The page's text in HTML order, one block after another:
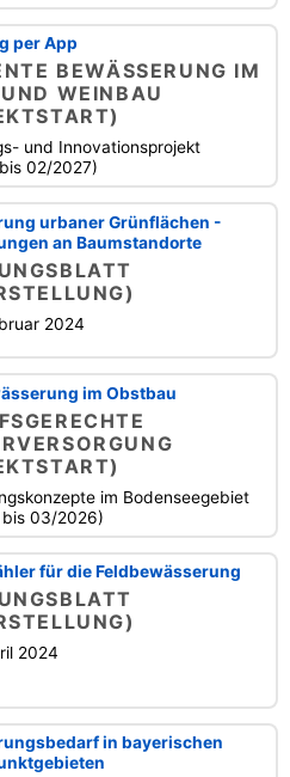
per App
BEWÄSSERUNG IM
WEINBAU
und Innovationsprojekt
02/2027)
urbaner Grünflächen -
an Baumstandorte
2024
im Obstbau
im Bodenseegebiet
03/2026)
für die Feldbewässerung
2024
in bayerischen